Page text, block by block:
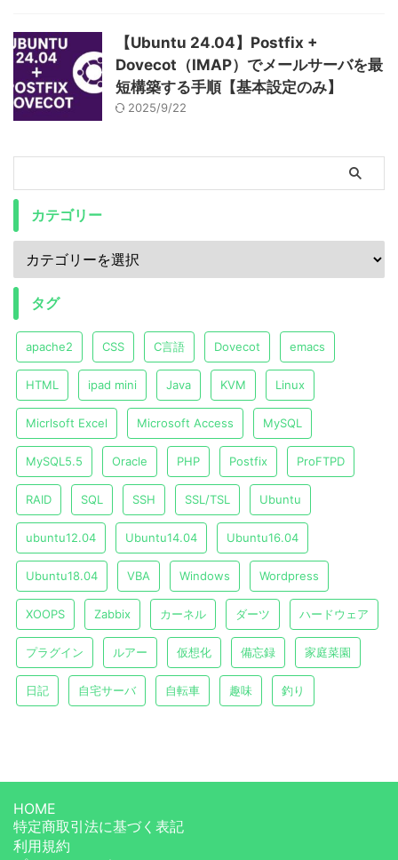
【Ubuntu 24.04】Postfix +
Dovecot（IMAP）でメールサーバを最
短構築する手順【基本設定のみ】
2025/9/22
カテゴリー
タグ
apache2 CSS C言語 Dovecot emacs
HTML ipad mini Java KVM Linux
Micrlsoft Excel Microsoft Access MySQL
MySQL5.5 Oracle PHP Postfix ProFTPD
RAID SQL SSH SSL/TSL Ubuntu
ubuntu12.04 Ubuntu14.04 Ubuntu16.04
Ubuntu18.04 VBA Windows Wordpress
XOOPS Zabbix カーネル ダーツ ハードウェア
プラグイン ルアー 仮想化 備忘録 家庭菜園
日記 自宅サーバ 自転車 趣味 釣り
HOME
特定商取引法に基づく表記
利用規約